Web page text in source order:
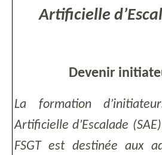
Artificielle
Devenir
La formation
Artificielle d’Escalade
FSGT est destinée aux